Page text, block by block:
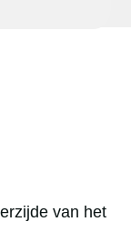
van het